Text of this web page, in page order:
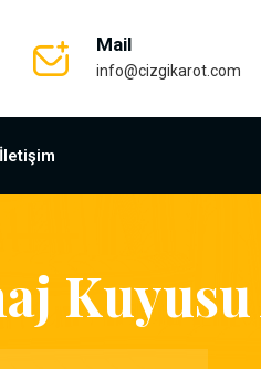
Mail
info@cizgikarot.com
İletişim